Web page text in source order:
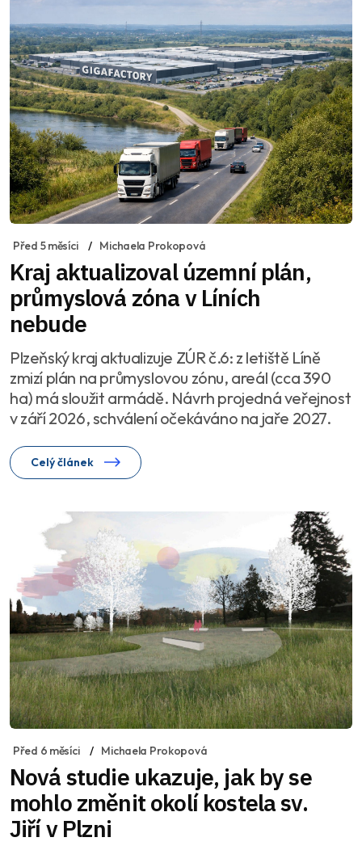
Před 5 měsíci Michaela Prokopová
Kraj aktualizoval územní plán,
průmyslová zóna v Líních
nebude
Plzeňský kraj aktualizuje ZÚR č.6: z letiště Líně
zmizí plán na průmyslovou zónu, areál (cca 390
ha) má sloužit armádě. Návrh projedná veřejnost
v září 2026, schválení očekáváno na jaře 2027.
Celý článek
Před 6 měsíci Michaela Prokopová
Nová studie ukazuje, jak by se
mohlo změnit okolí kostela sv.
Jiří v Plzni